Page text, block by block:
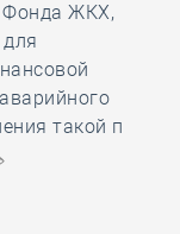
Фонда ЖКХ,
такой п